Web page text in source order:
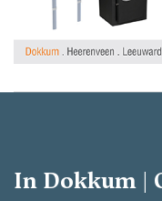
In Dokkum |